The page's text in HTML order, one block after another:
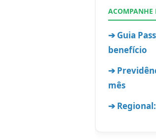
ACOMPANHE
➔ Guia
benefício
➔
mês
➔